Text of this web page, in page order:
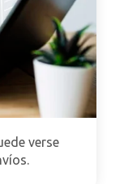
verse